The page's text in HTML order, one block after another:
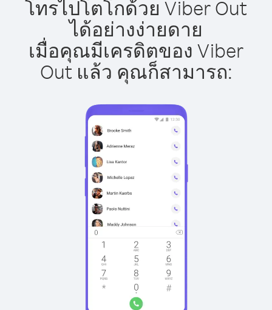
โทรไปโตโกด้วย Viber Out
ได้อย่างง่ายดาย
เมื่อคุณมีเครดิตของ Viber
Out แล้ว คุณก็สามารถ: